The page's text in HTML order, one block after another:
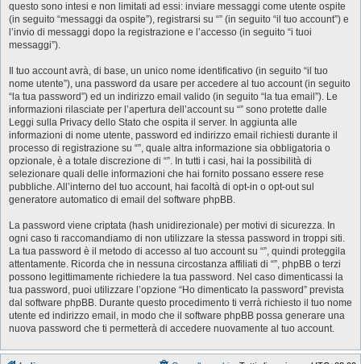
questo sono intesi e non limitati ad essi: inviare messaggi come utente ospite
(in seguito “messaggi da ospite”), registrarsi su “” (in seguito “il tuo account”) e
l’invio di messaggi dopo la registrazione e l’accesso (in seguito “i tuoi
messaggi”).
Il tuo account avrà, di base, un unico nome identificativo (in seguito “il tuo
nome utente”), una password da usare per accedere al tuo account (in seguito
“la tua password”) ed un indirizzo email valido (in seguito “la tua email”). Le
informazioni rilasciate per l’apertura dell’account su “” sono protette dalle
Leggi sulla Privacy dello Stato che ospita il server. In aggiunta alle
informazioni di nome utente, password ed indirizzo email richiesti durante il
processo di registrazione su “”, quale altra informazione sia obbligatoria o
opzionale, è a totale discrezione di “”. In tutti i casi, hai la possibilità di
selezionare quali delle informazioni che hai fornito possano essere rese
pubbliche. All’interno del tuo account, hai facoltà di opt-in o opt-out sul
generatore automatico di email del software phpBB.
La password viene criptata (hash unidirezionale) per motivi di sicurezza. In
ogni caso ti raccomandiamo di non utilizzare la stessa password in troppi siti.
La tua password è il metodo di accesso al tuo account su “”, quindi proteggila
attentamente. Ricorda che in nessuna circostanza affiliati di “”, phpBB o terzi
possono legittimamente richiedere la tua password. Nel caso dimenticassi la
tua password, puoi utilizzare l’opzione “Ho dimenticato la password” prevista
dal software phpBB. Durante questo procedimento ti verrà richiesto il tuo nome
utente ed indirizzo email, in modo che il software phpBB possa generare una
nuova password che ti permetterà di accedere nuovamente al tuo account.